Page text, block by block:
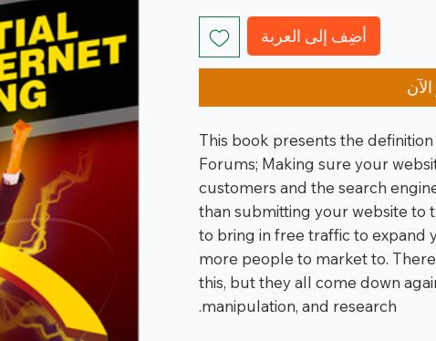
أضِف إلى العربة
This book presents the
Forums; Making sure your
customers and the search
than submitting your website to
to bring in free traffic to expand
more people to market to.
this, but they all come down
manipulation, and research.